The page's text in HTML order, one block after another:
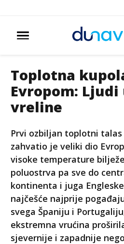
Toplotna
Evropom:
vreline
Prvi ozbiljan toplotni talas
zahvatio je veliki dio
visoke temperature
poluostrva pa sve do
kontinenta i juga
najčešće najprije
svega Španiju i
ekstremna vrućina
sjevernije i zapadnije